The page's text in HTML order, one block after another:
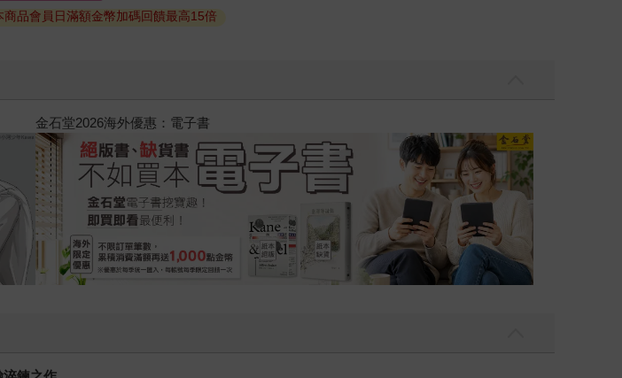
品會員日滿額金幣加碼回饋最高15倍
2026金石堂暑假漫博〈你好，我吃一點〉第二波